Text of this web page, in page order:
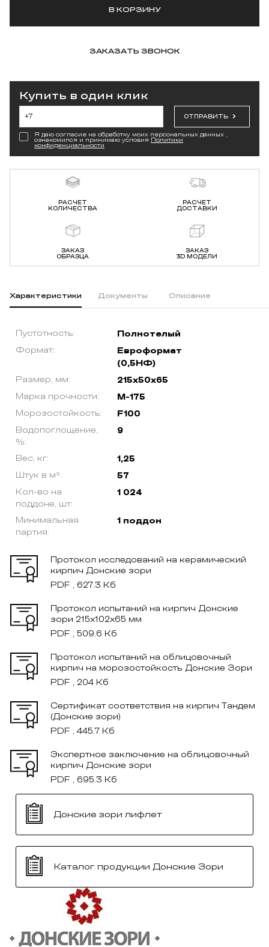
В КОРЗИНУ
ЗАКАЗАТЬ ЗВОНОК
Купить в один клик
ОТПРАВИТЬ
Я даю согласие на обработку моих персональных данных ,
ознакомился и принимаю условия Политики
конфиденциальности
РАСЧЕТ
КОЛИЧЕСТВА
РАСЧЕТ
ДОСТАВКИ
ЗАКАЗ
ОБРАЗЦА
ЗАКАЗ
3D МОДЕЛИ
Характеристики Документы Описание
Пустотность: Полнотелый
Формат:
Евроформат
(0,5НФ)
Размер, мм: 215х50х65
Марка прочности: М-175
Морозостойкость: F100
Водопоглощение,
%:
9
Вес, кг: 1,25
Штук в м²: 57
Кол-во на
поддоне, шт:
1 024
Минимальная
партия:
1 поддон
Протокол исследований на керамический
кирпич Донские зори
PDF , 627.3 Кб
Протокол испытаний на кирпич Донские
зори 215x102x65 мм
PDF , 509.6 Кб
Протокол испытаний на облицовочный
кирпич на морозостойкость Донские Зори
PDF , 204 Кб
Сертификат соответствия на кирпич Тандем
(Донские зори)
PDF , 445.7 Кб
Экспертное заключение на облицовочный
кирпич Донские зори
PDF , 695.3 Кб
Донские зори лифлет
Каталог продукции Донские Зори